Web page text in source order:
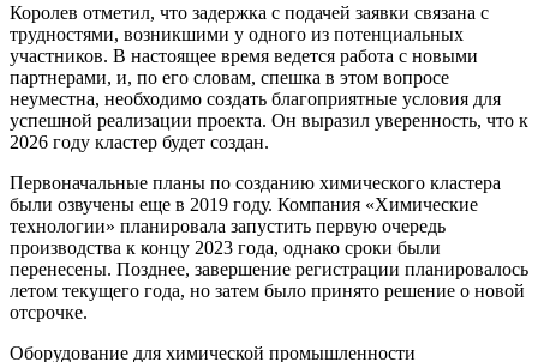
Королев отметил, что задержка с подачей заявки связана с
трудностями, возникшими у одного из потенциальных
участников. В настоящее время ведется работа с новыми
партнерами, и, по его словам, спешка в этом вопросе
неуместна, необходимо создать благоприятные условия для
успешной реализации проекта. Он выразил уверенность, что к
2026 году кластер будет создан.
Первоначальные планы по созданию химического кластера
были озвучены еще в 2019 году. Компания «Химические
технологии» планировала запустить первую очередь
производства к концу 2023 года, однако сроки были
перенесены. Позднее, завершение регистрации планировалось
летом текущего года, но затем было принято решение о новой
отсрочке.
Оборудование для химической промышленности